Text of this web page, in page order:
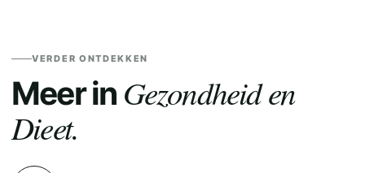
VERDER ONTDEKKEN
Meer in Gezondheid en
Dieet.